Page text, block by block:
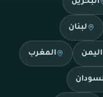
لبنان
اليمن المغرب